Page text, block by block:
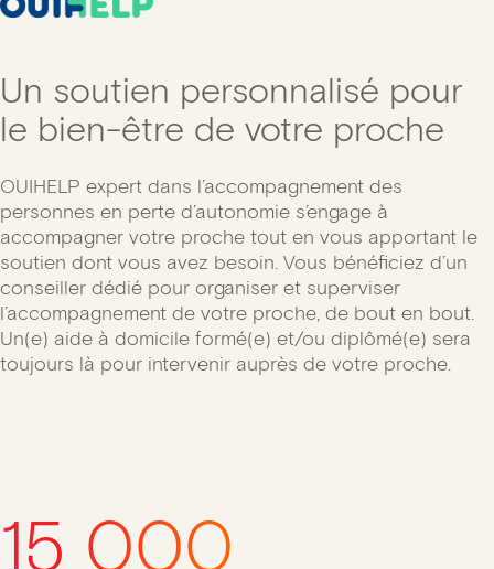
Un soutien personnalisé pour
le bien-être de votre proche
OUIHELP expert dans l’accompagnement des
personnes en perte d’autonomie s’engage à
accompagner votre proche tout en vous apportant le
soutien dont vous avez besoin. Vous bénéficiez d’un
conseiller dédié pour organiser et superviser
l’accompagnement de votre proche, de bout en bout.
Un(e) aide à domicile formé(e) et/ou diplômé(e) sera
toujours là pour intervenir auprès de votre proche.
15 000